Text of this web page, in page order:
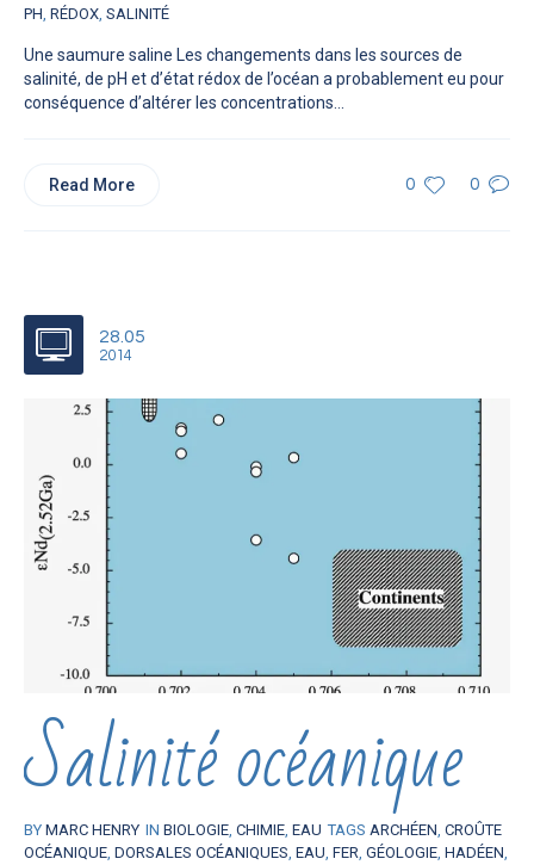
PH, RÉDOX, SALINITÉ
Une saumure saline Les changements dans les sources de
salinité, de pH et d’état rédox de l’océan a probablement eu pour
conséquence d’altérer les concentrations...
0 0
Read More
28.05
2014
Salinité océanique
BY MARC HENRY IN BIOLOGIE CHIMIE EAU TAGS ARCHÉEN CROÛTE
OCÉANIQUE DORSALES OCÉANIQUES EAU FER GÉOLOGIE HADÉEN